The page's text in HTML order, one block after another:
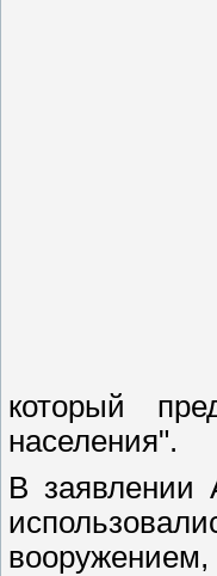
который
населения".
В заявлении
вооружением,